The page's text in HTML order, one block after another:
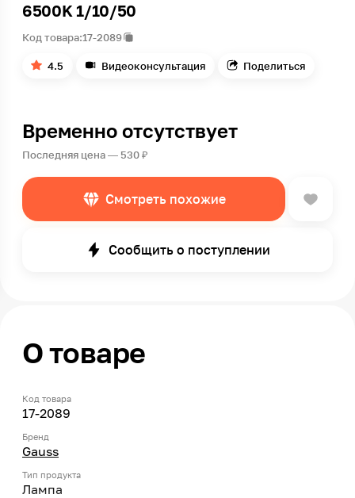
6500K 1/10/50
Код товара:17-2089
4.5 Видеоконсультация Поделиться
Временно отсутствует
Последняя цена — 530 ₽
Смотреть похожие
Сообщить о поступлении
О товаре
Код товара
17-2089
Бренд
Gauss
Тип продукта
Лампа